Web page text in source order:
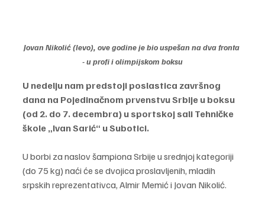
Jovan Nikolić (levo), ove godine je bio uspešan na dva fronta
- u profi i olimpijskom boksu
U nedelju nam predstoji poslastica završnog
dana na Pojedinačnom prvenstvu Srbije u boksu
(od 2. do 7. decembra) u sportskoj sali Tehničke
škole „Ivan Sarić“ u Subotici.
U borbi za naslov šampiona Srbije u srednjoj kategoriji
(do 75 kg) naći će se dvojica proslavljenih, mladih
srpskih reprezentativca, Almir Memić i Jovan Nikolić.